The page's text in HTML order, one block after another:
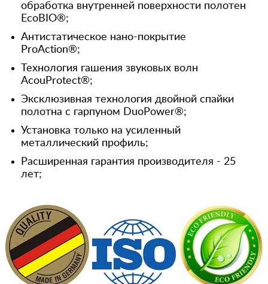
обработка внутренней поверхности полотен
EcoBIO®;
Антистатическое нано-покрытие
ProAction®;
Технология гашения звуковых волн
AcouProtect®;
Эксклюзивная технология двойной спайки
полотна с гарпуном DuoPower®;
Установка только на усиленный
металлический профиль;
Расширенная гарантия производителя - 25
лет;